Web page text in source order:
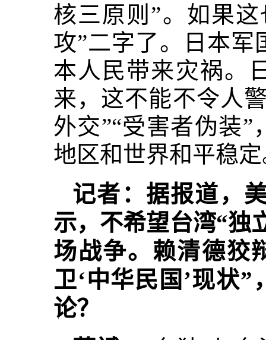
核三原则”。如果
攻”二字了。日本
本人民带来灾祸。
来，这不能不令人
外交”“受害者伪装
地区和世界和平稳
记者：据报道，
示，不希望台湾“独
场战争。赖清德狡
卫‘中华民国’现状
论？